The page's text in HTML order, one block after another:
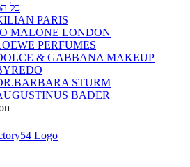
כל
PARIS
MALONE LONDON
PERFUMES
& GABBANA MAKEUP
STURM
BADER